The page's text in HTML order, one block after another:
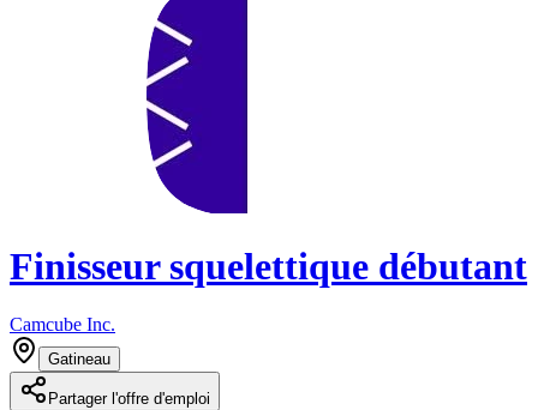
Finisseur squelettique débutant
Camcube Inc.
Gatineau
Partager l'offre d'emploi